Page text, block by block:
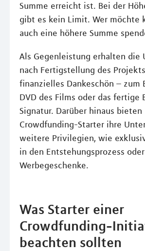
Summe erreicht ist. Bei der
gibt es kein Limit. Wer möchte
auch eine höhere Summe
Als Gegenleistung erhalten die
nach Fertigstellung des
finanzielles Dankeschön – zum
DVD des Films oder das fertige
Signatur. Darüber hinaus bieten
Crowdfunding-Starter ihre
weitere Privilegien, wie
in den Entstehungsprozess
Werbegeschenke.
Was Starter einer
Crowdfunding-
beachten sollten